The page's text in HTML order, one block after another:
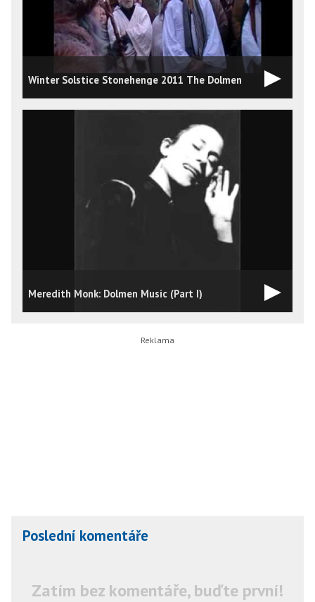
Winter Solstice Stonehenge 2011 The Dolmen
Meredith Monk: Dolmen Music (Part I)
Poslední komentáře
Zatím bez komentáře, buďte první!